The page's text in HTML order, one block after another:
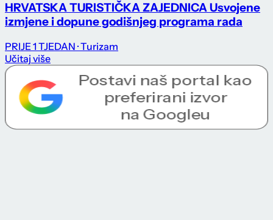
HRVATSKA TURISTIČKA ZAJEDNICA Usvojene
izmjene i dopune godišnjeg programa rada
PRIJE 1 TJEDAN · Turizam
Učitaj više